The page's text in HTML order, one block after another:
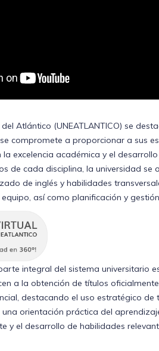
Atlántico (UNEATLANTICO) se
compromete a proporcionar a sus
excelencia académica y el
de cada disciplina, la universidad se
de inglés y habilidades
así como planificación y
integral del sistema universitario
a la obtención de títulos
destacando el uso estratégico
orientación práctica del
y el desarrollo de habilidades